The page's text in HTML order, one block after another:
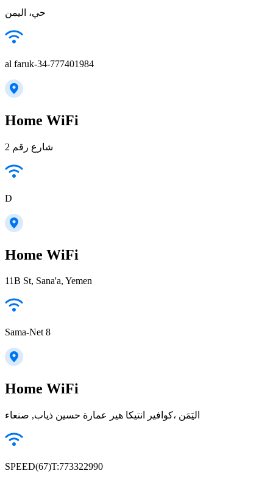
حي، اليمن
al faruk-34-777401984
Home WiFi
شارع رقم 2
D
Home WiFi
11B St, Sana'a, Yemen
Sama-Net 8
Home WiFi
كوافير انتيكا هير عمارة حسين ذياب, صنعاء‎، اليَمَن
SPEED(67)T:773322990